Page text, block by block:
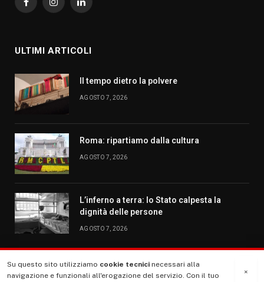
FacebookInstagramLinkedIn
ULTIMI ARTICOLI
Il tempo dietro la polvere
AGOSTO 7, 2026
Roma: ripartiamo dalla cultura
AGOSTO 7, 2026
L’inferno a terra: lo Stato calpesta la
dignità delle persone
AGOSTO 7, 2026
MENU ×
Su questo sito utilizziamo cookie tecnici necessari alla
navigazione e funzionali all'erogazione del servizio. Con il tuo